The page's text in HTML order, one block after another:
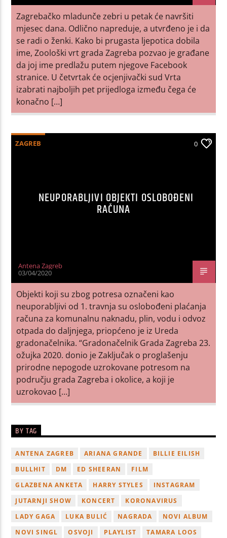
Zagrebačko mladunče zebri u petak će navršiti
mjesec dana. Odlično napreduje, a utvrđeno je i da
se radi o ženki. Kako bi prugasta ljepotica dobila
ime, Zoološki vrt grada Zagreba pozvao je građane
da joj ime predlažu putem njegove Facebook
stranice. U četvrtak će ocjenjivački sud Vrta
izabrati najboljih pet prijedloga između čega će
konačno […]
ZAGREB 0
NEUPORABLJIVI OBJEKTI OSLOBOĐENI
RAČUNA
Antena Zagreb
03/04/2020
Objekti koji su zbog potresa označeni kao
neuporabljivi od 1. travnja su oslobođeni plaćanja
računa za komunalnu naknadu, plin, vodu i odvoz
otpada do daljnjega, priopćeno je iz Ureda
gradonačelnika. “Gradonačelnik Grada Zagreba 23.
ožujka 2020. donio je Zaključak o proglašenju
prirodne nepogode uzrokovane potresom na
području grada Zagreba i okolice, a koji je
uzrokovao […]
BY TAG
ANTENA ZAGREB ARIANA GRANDE
BILLIE EILISH
BULLHIT
DM ED SHEERAN
FILM
GLAZBENA ANKETA
HARRY STYLES
INSTAGRAM
JUTARNJI SHOW
KONCERT
KORONAVIRUS
LADY GAGA
LUKA BULIĆ NAGRADA
NOVI ALBUM
NOVI SINGL
OSVOJI PLAYLIST TAMARA LOOS